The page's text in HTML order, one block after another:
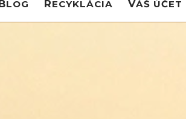
BLOG RECYKLÁCIA VÁŠ ÚČET